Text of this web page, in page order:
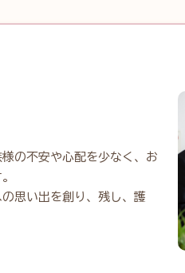
の不安や心配を少なく、お
思い出を創り、残し、護